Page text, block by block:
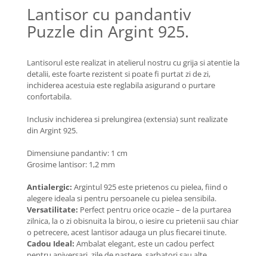
Coliere cu Perle Preciosa
COLIERE ȘNUR REGLABIL
Coliere cu Inimioare
Coliere cu Stea
Coliere cu Soare
Coliere cu Semilună
Coliere cu Zodii
Coliere cu Flori
Coliere cu Animale
Coliere cu Molecule
BRĂȚĂRI
BRĂȚĂRI CU ȘNUR REGLABIL
Brățări din Aur cu șnur reglabil
Brățări din Argint cu șnur reglabil
Lantisor cu pandantiv
Puzzle din Argint 925.
Lantisorul este realizat in atelierul nostru cu grija si atentie la
detalii, este foarte rezistent si poate fi purtat zi de zi,
inchiderea acestuia este reglabila asigurand o purtare
confortabila.
Inclusiv inchiderea si prelungirea (extensia) sunt realizate
din Argint 925.
Dimensiune pandantiv: 1 cm
Grosime lantisor: 1,2 mm
Antialergic: Argintul 925 este prietenos cu pielea, fiind o
alegere ideala si pentru persoanele cu pielea sensibila.
Versatilitate: Perfect pentru orice ocazie – de la purtarea
zilnica, la o zi obisnuita la birou, o iesire cu prietenii sau chiar
o petrecere, acest lantisor adauga un plus fiecarei tinute.
Cadou Ideal: Ambalat elegant, este un cadou perfect